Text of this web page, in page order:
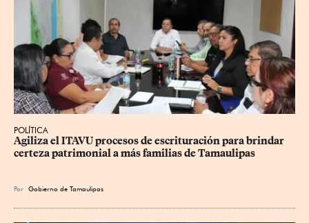
POLÍTICA
Agiliza el ITAVU procesos de escrituración para brindar
certeza patrimonial a más familias de Tamaulipas
Por Gobierno de Tamaulipas